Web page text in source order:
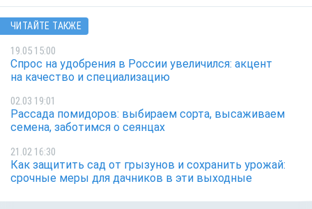
ЧИТАЙТЕ ТАКЖЕ
19.05 15:00
Спрос на удобрения в России увеличился: акцент
на качество и специализацию
02.03 19:01
Рассада помидоров: выбираем сорта, высаживаем
семена, заботимся о сеянцах
21.02 16:30
Как защитить сад от грызунов и сохранить урожай:
срочные меры для дачников в эти выходные